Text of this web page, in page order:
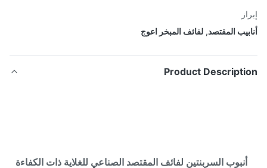
المقتصد,لفائف المبخر اعوج
Product
أنبوب السربنتين لفائف المقتصد الصناعي للغلاية ذات الكفاءة